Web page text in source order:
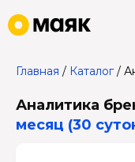
Главная / Каталог/
Аналитика
месяц (30